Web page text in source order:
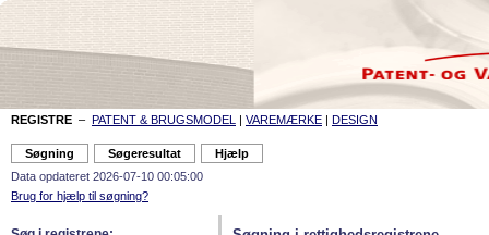
REGISTRE – PATENT & BRUGSMODEL | VAREMÆRKE | DESIGN
Data opdateret 2026-07-10 00:05:00
Brug for hjælp til søgning?